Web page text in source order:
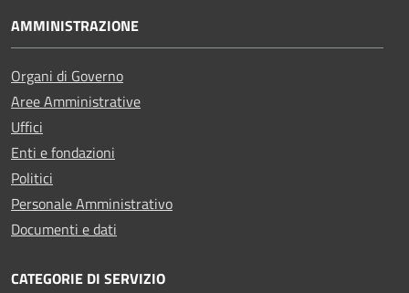
AMMINISTRAZIONE
Organi di Governo
Aree Amministrative
Uffici
Enti e fondazioni
Politici
Personale Amministrativo
Documenti e dati
CATEGORIE DI SERVIZIO